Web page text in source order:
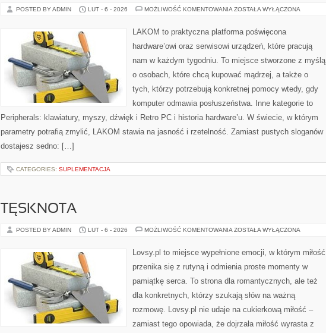
POSTED BY ADMIN LUT - 6 - 2026 MOŻLIWOŚĆ KOMENTOWANIA RETRO
HISTORIA
HARDWARE’U
ZOSTAŁA WYŁĄCZONA
LAKOM to praktyczna platforma poświęcona
hardware’owi oraz serwisowi urządzeń, które pracują
nam w każdym tygodniu. To miejsce stworzone z myślą
o osobach, które chcą kupować mądrzej, a także o
tych, którzy potrzebują konkretnej pomocy wtedy, gdy
komputer odmawia posłuszeństwa. Inne kategorie to
Peripherals: klawiatury, myszy, dźwięk i Retro PC i historia hardware’u. W świecie, w którym
parametry potrafią zmylić, LAKOM stawia na jasność i rzetelność. Zamiast pustych sloganów
dostajesz sedno: […]
CATEGORIES: SUPLEMENTACJA
TĘSKNOTA
POSTED BY ADMIN LUT - 6 - 2026 MOŻLIWOŚĆ KOMENTOWANIA TĘSKNOTA
ZOSTAŁA WYŁĄCZONA
Lovsy.pl to miejsce wypełnione emocji, w którym miłość
przenika się z rutyną i odmienia proste momenty w
pamiątkę serca. To strona dla romantycznych, ale też
dla konkretnych, którzy szukają słów na ważną
rozmowę. Lovsy.pl nie udaje na cukierkową miłość –
zamiast tego opowiada, że dojrzała miłość wyrasta z